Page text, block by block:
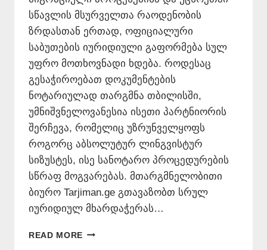
სწავლის მსურველთა რაოდენობის
ზრდასთან ერთად, ოფიციალური
საბუთების იურიდიული გაფორმება სულ
უფრო მოთხოვნადი ხდება. როდესაც
გესაჭიროებათ დოკუმენტების
ნოტარიულად თარგმნა თბილისში,
უმნიშვნელოვანესია ისეთი პარტნიორის
შერჩევა, რომელიც უზრუნველყოფს
როგორც აბსოლუტურ ლინგვისტურ
სიზუსტეს, ისე სანოტარო პროცედურების
სწრაფ მოგვარებას. მთარგმნელობითი
ბიურო Tarjiman.ge გთავაზობთ სრულ
იურიდიულ მხარდაჭერას…
READ MORE ᲜᲝᲢᲐᲠᲘᲣᲚᲐᲓ